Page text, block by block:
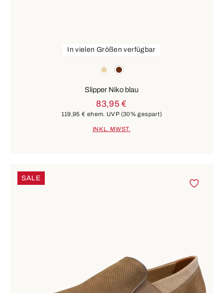
beigebraun
In vielen Größen verfügbar
Slipper Niko blau
83,95 €
119,95 € ehem. UVP (30% gespart)
INKL. MWST.
SALE